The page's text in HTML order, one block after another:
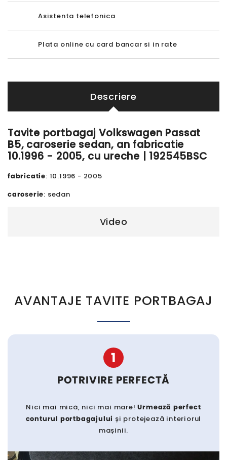
Asistenta telefonica
Plata online cu card bancar si in rate
Descriere
Tavite portbagaj Volkswagen Passat
B5, caroserie sedan, an fabricatie
10.1996 - 2005, cu ureche | 192545BSC
fabricatie: 10.1996 - 2005
caroserie: sedan
Video
AVANTAJE TAVITE PORTBAGAJ
1
POTRIVIRE PERFECTĂ
Nici mai mică, nici mai mare!Urmează perfect
conturul portbagajului și protejează interiorul
mașinii.